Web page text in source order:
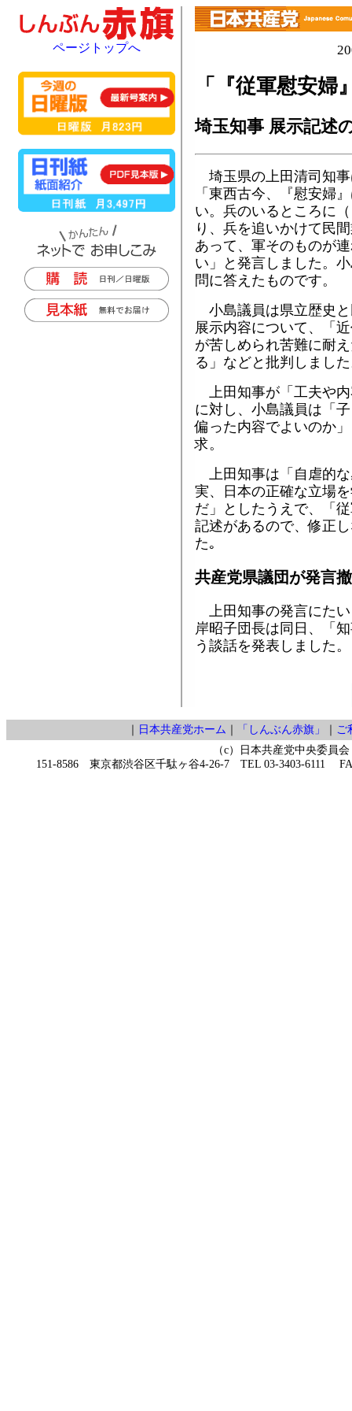
「『従軍慰安
埼玉知事 展示記述
埼玉県の上田清司知
「東西古今、『慰安婦
い。兵のいるところに
り、兵を追いかけて民
あって、軍そのものが
い」と発言しました。
問に答えたものです。
小島議員は県立歴史
展示内容について、「
が苦しめられ苦難に耐
る」などと批判しまし
上田知事が「工夫や
に対し、小島議員は「
偏った内容でよいのか
求。
上田知事は「自虐的
実、日本の正確な立場
だ」としたうえで、「
記述があるので、修正
た｡
共産党県議団が発言
上田知事の発言にた
岸昭子団長は同日、「
う談話を発表しました。
ページトップへ
日本共産党ホーム 「しんぶん赤旗」
ご
（c）日本共産党中央委員会
151-8586 東京都渋谷区千駄ヶ谷4-26-7 TEL 03-3403-6111